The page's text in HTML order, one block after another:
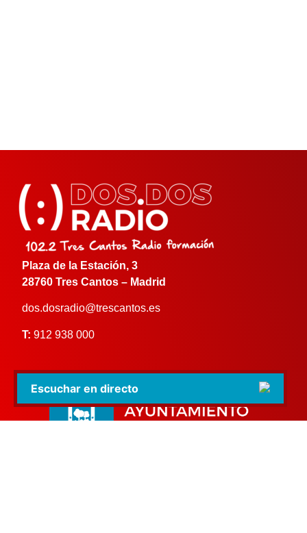
Plaza de la Estación, 3
28760 Tres Cantos – Madrid
dos.dosradio@trescantos.es
T: 912 938 000
Escuchar en directo